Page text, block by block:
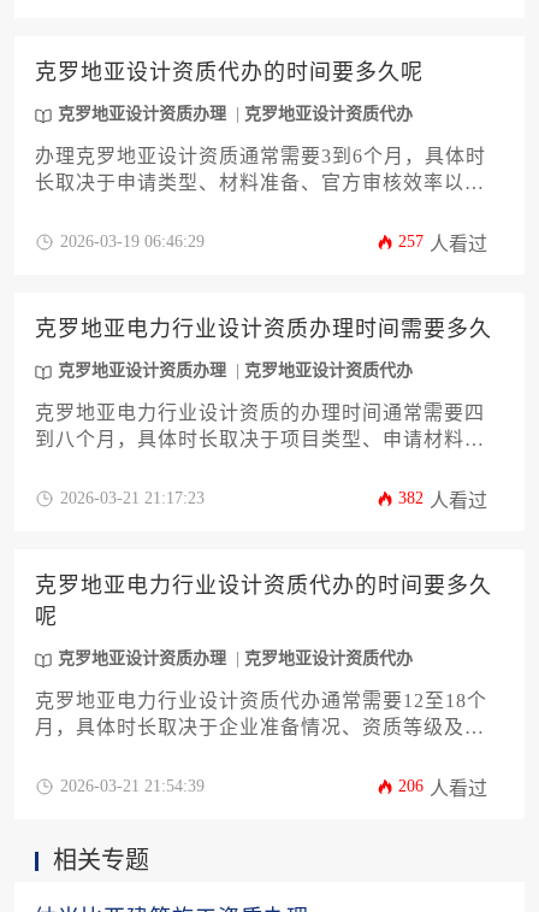
克罗地亚设计资质代办的时间要多久呢
克罗地亚设计资质办理 克罗地亚设计资质代办
办理克罗地亚设计资质通常需要3到6个月，具体时
长取决于申请类型、材料准备、官方审核效率以及
文件提交、审核及可能的补充材料环节，提前规划
2026-03-19 06:46:29 257 人看过
克罗地亚电力行业设计资质办理时间需要多久
克罗地亚设计资质办理 克罗地亚设计资质代办
克罗地亚电力行业设计资质的办理时间通常需要四
到八个月，具体时长取决于项目类型、申请材料完
审核的系统性工程。
2026-03-21 21:17:23 382 人看过
克罗地亚电力行业设计资质代办的时间要多久
呢
克罗地亚设计资质办理 克罗地亚设计资质代办
克罗地亚电力行业设计资质代办通常需要12至18个
月，具体时长取决于企业准备情况、资质等级及审
当地机构的持续沟通，专业代办服务能有效规划路
2026-03-21 21:54:39 206 人看过
相关专题